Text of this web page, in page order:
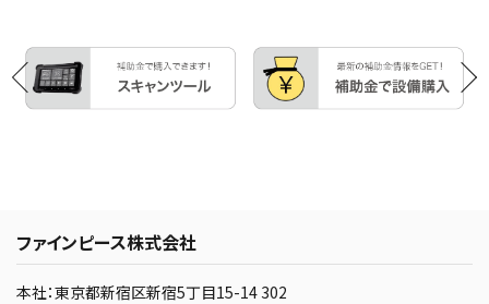
ファインピース株式会社
本社：東京都新宿区新宿5丁目15-14 302